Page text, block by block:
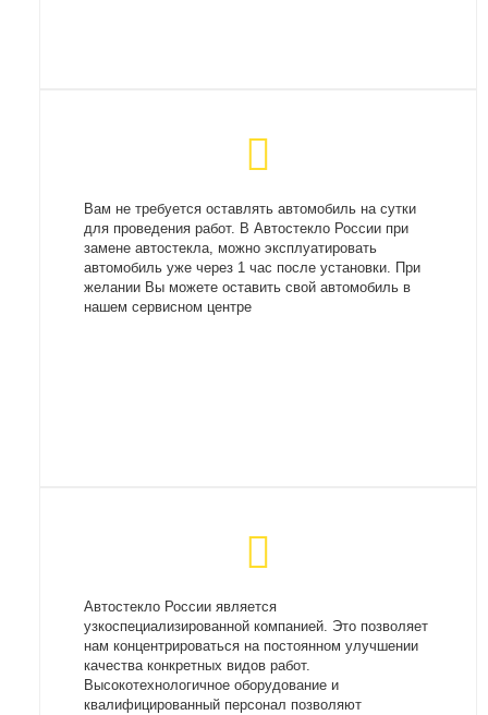
Вам не требуется оставлять автомобиль на сутки
для проведения работ. В Автостекло России при
замене автостекла, можно эксплуатировать
автомобиль уже через 1 час после установки. При
желании Вы можете оставить свой автомобиль в
нашем сервисном центре
Автостекло России является
узкоспециализированной компанией. Это позволяет
нам концентрироваться на постоянном улучшении
качества конкретных видов работ.
Высокотехнологичное оборудование и
квалифицированный персонал позволяют